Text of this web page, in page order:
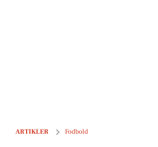
ARTIKLER Fodbold
Andrup IF U15 kæmper sig til uafgjort i